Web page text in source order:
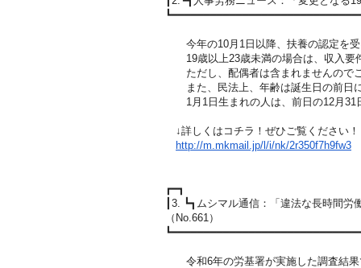
┗━━━━━━━━━━━━━━━━━━━━━━━━━━━━━
今年の10月1日以降、扶養の認定を受
19歳以上23歳未満の場合は、収入要
ただし、配偶者は含まれませんので
また、民法上、年齢は誕生日の前日
1月1日生まれの人は、前日の12月31
↓詳しくはコチラ！ぜひご覧ください！
http://m.mkmail.jp/l/i/nk/2r350f7h9fw3
┏━┓
┃3. ┗┓ムシマル通信：「違法な長時間労
（No.661）
┗━━━━━━━━━━━━━━━━━━━━━━━━━━━━━
令和6年の労基署が実施した調査結果